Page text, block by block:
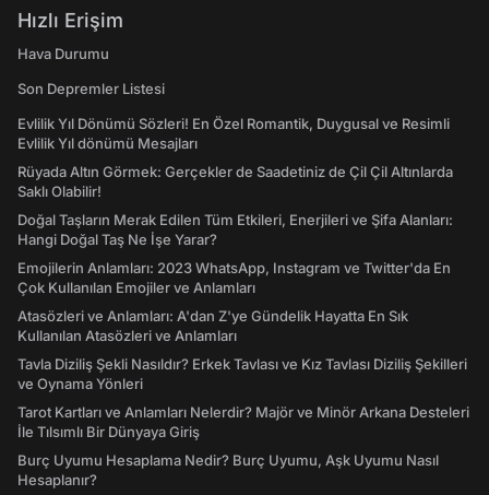
Hızlı Erişim
Hava Durumu
Son Depremler Listesi
Evlilik Yıl Dönümü Sözleri! En Özel Romantik, Duygusal ve Resimli
Evlilik Yıl dönümü Mesajları
Rüyada Altın Görmek: Gerçekler de Saadetiniz de Çil Çil Altınlarda
Saklı Olabilir!
Doğal Taşların Merak Edilen Tüm Etkileri, Enerjileri ve Şifa Alanları:
Hangi Doğal Taş Ne İşe Yarar?
Emojilerin Anlamları: 2023 WhatsApp, Instagram ve Twitter'da En
Çok Kullanılan Emojiler ve Anlamları
Atasözleri ve Anlamları: A'dan Z'ye Gündelik Hayatta En Sık
Kullanılan Atasözleri ve Anlamları
Tavla Diziliş Şekli Nasıldır? Erkek Tavlası ve Kız Tavlası Diziliş Şekilleri
ve Oynama Yönleri
Tarot Kartları ve Anlamları Nelerdir? Majör ve Minör Arkana Desteleri
İle Tılsımlı Bir Dünyaya Giriş
Burç Uyumu Hesaplama Nedir? Burç Uyumu, Aşk Uyumu Nasıl
Hesaplanır?